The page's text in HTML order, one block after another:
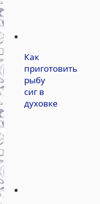
Как
приготовить
рыбу
сиг в
духовке